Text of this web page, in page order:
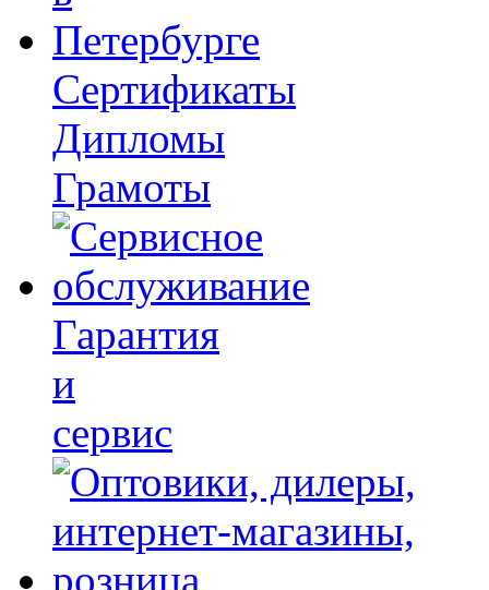
Сертификаты
Дипломы
Грамоты
Гарантия
и
сервис